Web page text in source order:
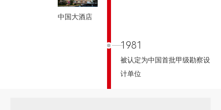
中国大酒店
1981
被认定为中国首批甲级勘察设
计单位